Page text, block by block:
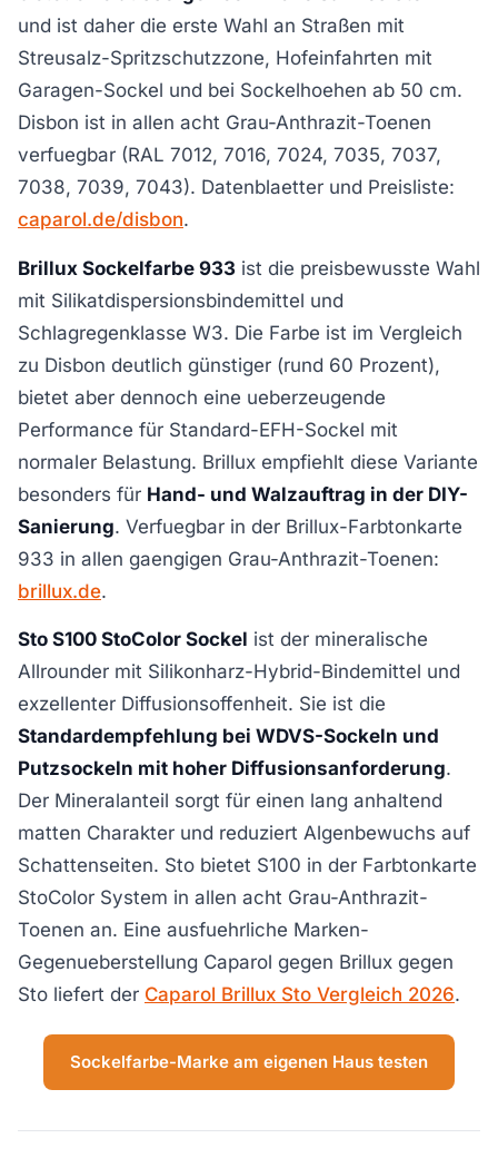
und ist daher die erste Wahl an Straßen mit
Streusalz-Spritzschutzzone, Hofeinfahrten mit
Garagen-Sockel und bei Sockelhoehen ab 50 cm.
Disbon ist in allen acht Grau-Anthrazit-Toenen
verfuegbar (RAL 7012, 7016, 7024, 7035, 7037,
7038, 7039, 7043). Datenblaetter und Preisliste:
caparol.de/disbon.
Brillux Sockelfarbe 933 ist die preisbewusste Wahl
mit Silikatdispersionsbindemittel und
Schlagregenklasse W3. Die Farbe ist im Vergleich
zu Disbon deutlich günstiger (rund 60 Prozent),
bietet aber dennoch eine ueberzeugende
Performance für Standard-EFH-Sockel mit
normaler Belastung. Brillux empfiehlt diese Variante
besonders für Hand- und Walzauftrag in der DIY-
Sanierung. Verfuegbar in der Brillux-Farbtonkarte
933 in allen gaengigen Grau-Anthrazit-Toenen:
brillux.de.
Sto S100 StoColor Sockel ist der mineralische
Allrounder mit Silikonharz-Hybrid-Bindemittel und
exzellenter Diffusionsoffenheit. Sie ist die
Standardempfehlung bei WDVS-Sockeln und
Putzsockeln mit hoher Diffusionsanforderung.
Der Mineralanteil sorgt für einen lang anhaltend
matten Charakter und reduziert Algenbewuchs auf
Schattenseiten. Sto bietet S100 in der Farbtonkarte
StoColor System in allen acht Grau-Anthrazit-
Toenen an. Eine ausfuehrliche Marken-
Gegenueberstellung Caparol gegen Brillux gegen
Sto liefert der Caparol Brillux Sto Vergleich 2026.
Sockelfarbe-Marke am eigenen Haus testen